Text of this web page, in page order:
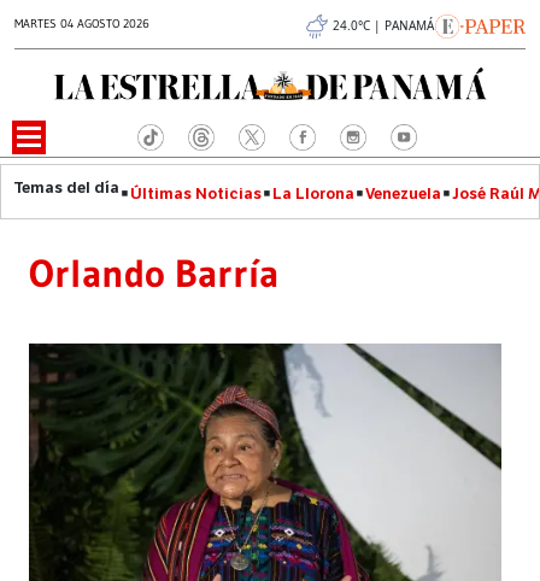
MARTES 04 AGOSTO 2026 24.0°C | PANAMÁ
Últimas Noticias La Llorona Venezuela José Raúl
Orlando Barría